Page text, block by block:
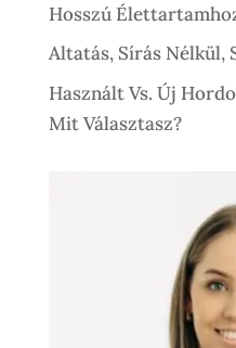
Hosszú
Altatás, Sírás Nélkül,
Használt Vs. Új
Mit Választasz?